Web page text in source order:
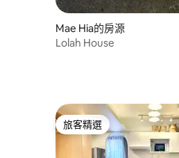
Mae Hia的房源
Lolah House
旅客精選
旅客精選